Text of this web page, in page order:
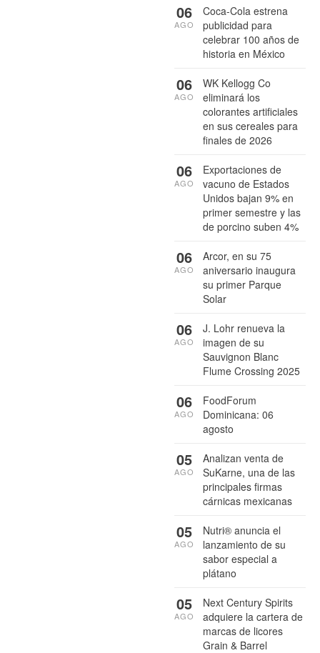
Coca-Cola estrena
publicidad para
celebrar 100 años de
historia en México
06
AGO
WK Kellogg Co
eliminará los
colorantes artificiales
en sus cereales para
finales de 2026
06
AGO
Exportaciones de
vacuno de Estados
Unidos bajan 9% en
primer semestre y las
de porcino suben 4%
06
AGO
Arcor, en su 75
aniversario inaugura
su primer Parque
Solar
06
AGO
J. Lohr renueva la
imagen de su
Sauvignon Blanc
Flume Crossing 2025
06
AGO
FoodForum
Dominicana: 06
agosto
06
AGO
Analizan venta de
SuKarne, una de las
principales firmas
cárnicas mexicanas
05
AGO
Nutri® anuncia el
lanzamiento de su
sabor especial a
plátano
05
AGO
Next Century Spirits
adquiere la cartera de
marcas de licores
Grain & Barrel
05
AGO